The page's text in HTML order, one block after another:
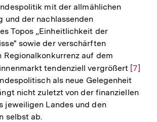
mit der allmählichen
und der nachlassenden
Topos „Einheitlichkeit der
sowie der verschärften
auf dem
tendenziell vergrößert Zur
der
[7]
als neue Gelegenheit
nicht zuletzt von der finanziellen
jeweiligen Landes und den
selbst ab.